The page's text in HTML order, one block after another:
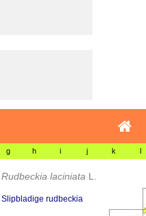
g h i j k l
Rudbeckia laciniata L.
Slipbladige rudbeckia